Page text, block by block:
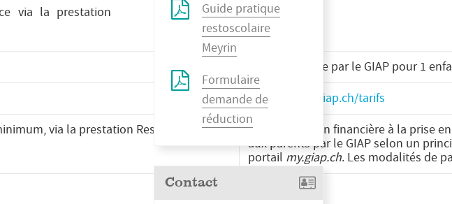
via la prestation
prise en charge par le GIAP pour 1
https://www.giap.ch/tarifs
via la prestation Restoscolaire.ch
La participation financière à la prise
aux parents par le GIAP selon un
portail my.giap.ch. Les modalités de
Guide pratique
restoscolaire
Meyrin
Formulaire
demande de
réduction
Contact